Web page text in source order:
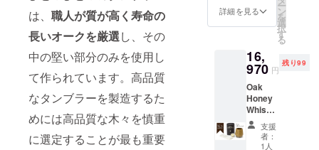
は、 職人が質が高く寿命の
長いオークを厳選し、その
中の堅い部分のみを使用し
て作られています。高品質
なタンブラーを製造するた
めには高品質な木々を慎重
に選定することが最も重要
名称：
ウイス
モルト
内容
700ml
アル
コール
分：
47％ ノ
ている
援者様
への発
れる場
合がご
ざいま
す。予
めご了
より大
た場
合、職
人によ
り手作
業で一
つ一つ
加工し
ている
都合
Peated
■Oak
Honey
y
Tumble
r タンブ
ラーに
はメン
テナン
ス用の
ワック
詳細を見る ー
ン
を
選
択
す
る
16,
970 円
残り99
Oak
Honey
Whiske
y
Tumble
r 3個 タ
支援
者：
1人